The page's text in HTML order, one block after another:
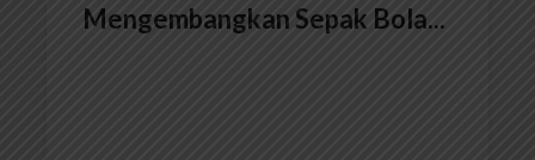
Mengembangkan Sepak Bola...